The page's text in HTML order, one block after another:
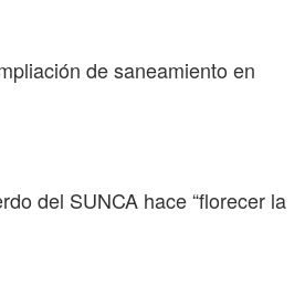
de saneamiento en
del SUNCA hace “florecer la